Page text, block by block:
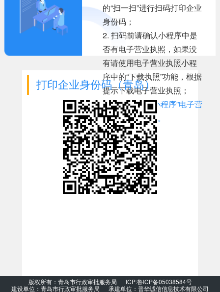
的“扫一扫”进行扫码打印企业
身份码；
2. 扫码前请确认小程序中是
否有电子营业执照，如果没
有请使用电子营业执照小程
序中的“下载执照”功能，根据
提示下载电子营业执照；
3.“微信/支付宝小程序”电子营
业执照使用说明。
打印企业身份码（青岛）
版权所有：青岛市行政审批服务局 ICP:鲁ICP备05038584号
建设单位：青岛市行政审批服务局 承建单位：普华诚信信息技术有限公司